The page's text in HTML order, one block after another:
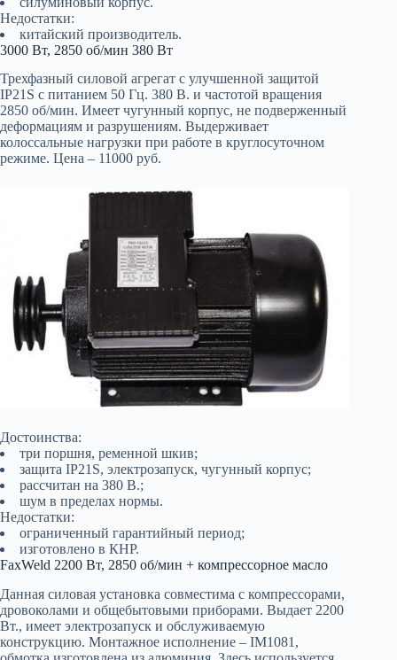
Недостатки:
китайский производитель.
3000 Вт, 2850 об/мин 380 Вт
Трехфазный силовой агрегат с улучшенной защитой
IP21S с питанием 50 Гц. 380 В. и частотой вращения
2850 об/мин. Имеет чугунный корпус, не подверженный
деформациям и разрушениям. Выдерживает
колоссальные нагрузки при работе в круглосуточном
режиме. Цена – 11000 руб.
Достоинства:
три поршня, ременной шкив;
защита IP21S, электрозапуск, чугунный корпус;
рассчитан на 380 В.;
шум в пределах нормы.
Недостатки:
ограниченный гарантийный период;
изготовлено в КНР.
FaxWeld 2200 Вт, 2850 об/мин + компрессорное масло
Данная силовая установка совместима с компрессорами,
дровоколами и общебытовыми приборами. Выдает 2200
Вт., имеет электрозапуск и обслуживаемую
конструкцию. Монтажное исполнение – IM1081,